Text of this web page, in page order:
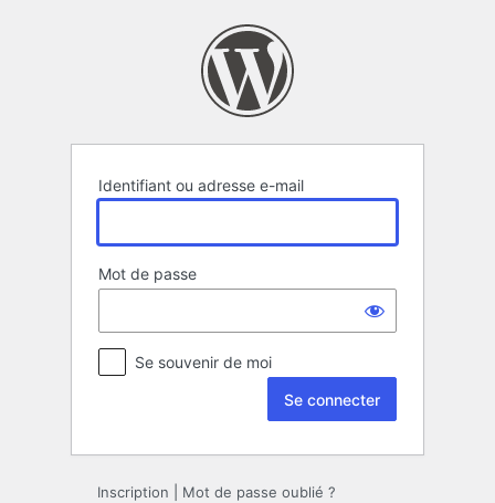
Identifiant ou adresse e-mail
Mot de passe
Se souvenir de moi
Inscription Mot de passe oublié ?